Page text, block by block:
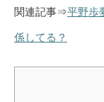
関連記事⇒平野歩
係してる？